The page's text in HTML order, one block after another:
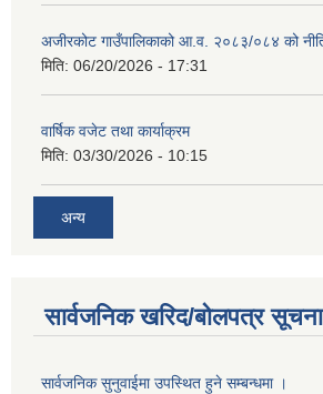
अजीरकोट गाउँपालिकाको आ.व. २०८३/०८४ को
मिति: 06/20/2026 - 17:31
वार्षिक वजेट तथा कार्याक्रम
मिति: 03/30/2026 - 10:15
अन्य
सार्वजनिक खरिद/बोलपत्र सूचना
सार्वजनिक सुनुवाईमा उपस्थित हुने सम्बन्धमा ।